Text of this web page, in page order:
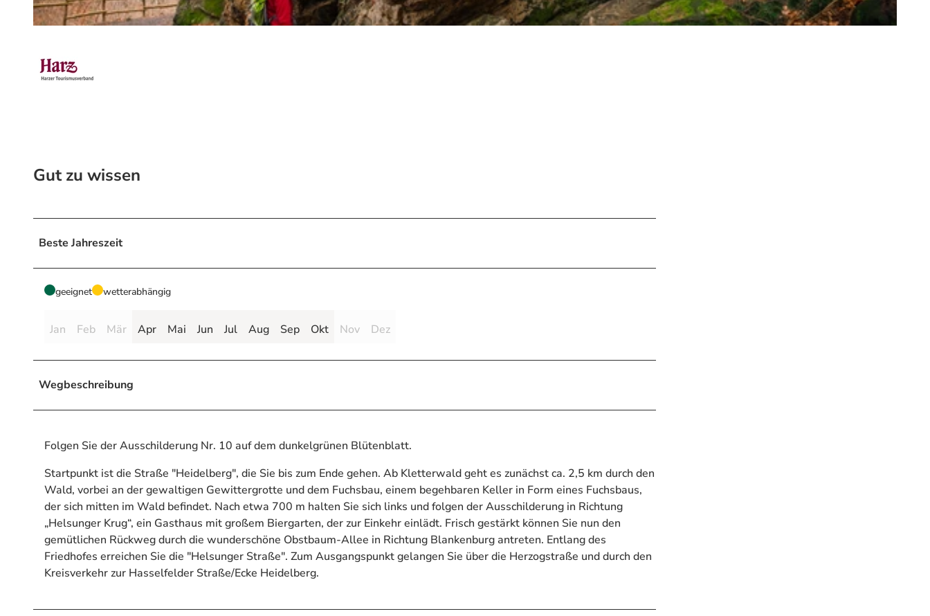
Gut zu wissen
Beste Jahreszeit
geeignet wetterabhängig
Jan Feb Mär Apr Mai Jun Jul Aug Sep Okt Nov Dez
Wegbeschreibung
Folgen Sie der Ausschilderung Nr. 10 auf dem dunkelgrünen Blütenblatt.
Startpunkt ist die Straße "Heidelberg", die Sie bis zum Ende gehen. Ab Kletterwald geht es zunächst ca. 2,5 km durch den
Wald, vorbei an der gewaltigen Gewittergrotte und dem Fuchsbau, einem begehbaren Keller in Form eines Fuchsbaus,
der sich mitten im Wald befindet. Nach etwa 700 m halten Sie sich links und folgen der Ausschilderung in Richtung
„Helsunger Krug“, ein Gasthaus mit großem Biergarten, der zur Einkehr einlädt. Frisch gestärkt können Sie nun den
gemütlichen Rückweg durch die wunderschöne Obstbaum-Allee in Richtung Blankenburg antreten. Entlang des
Friedhofes erreichen Sie die "Helsunger Straße". Zum Ausgangspunkt gelangen Sie über die Herzogstraße und durch den
Kreisverkehr zur Hasselfelder Straße/Ecke Heidelberg.